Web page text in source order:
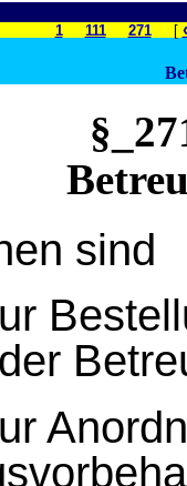
1 111 271[
sind